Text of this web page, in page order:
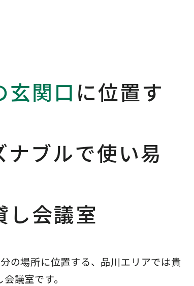
玄関口 に位置す
ナブルで使い易
し会議室
の場所に位置する、品川エリアでは貴
議室です。